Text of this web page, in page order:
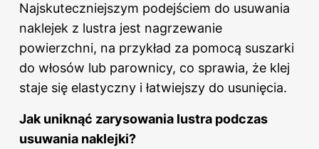
Najskuteczniejszym podejściem do usuwania
naklejek z lustra jest nagrzewanie
powierzchni, na przykład za pomocą suszarki
do włosów lub parownicy, co sprawia, że klej
staje się elastyczny i łatwiejszy do usunięcia.
Jak uniknąć zarysowania lustra podczas
usuwania naklejki?